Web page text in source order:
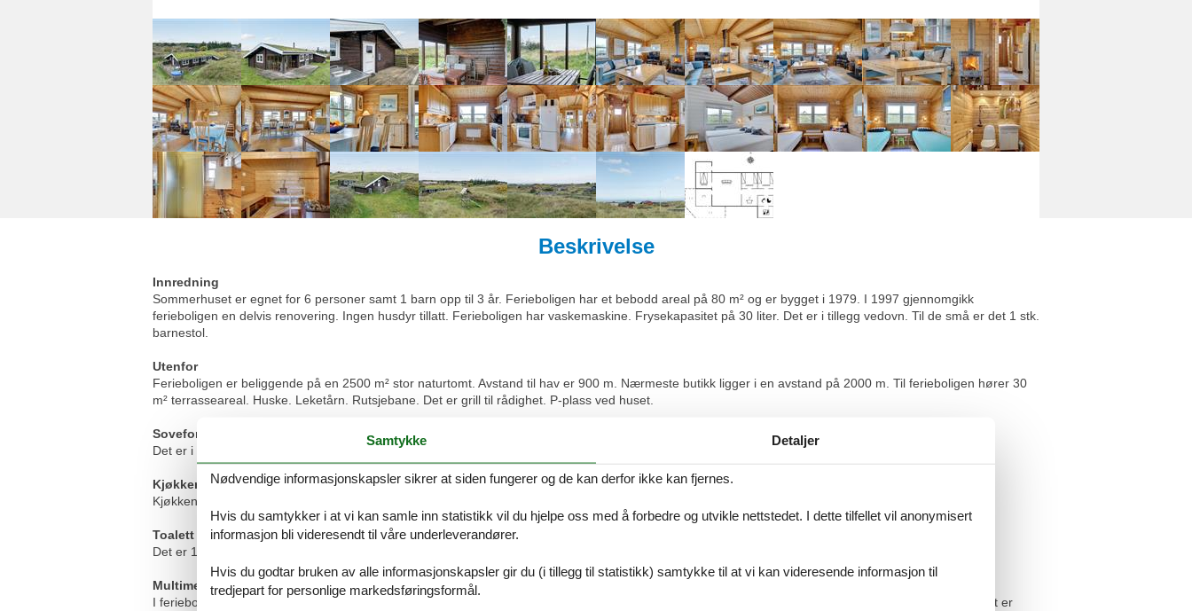
Beskrivelse
Innredning
Sommerhuset er egnet for 6 personer samt 1 barn opp til 3 år. Ferieboligen har et bebodd areal på 80 m² og er bygget i 1979. I 1997 gjennomgikk
ferieboligen en delvis renovering. Ingen husdyr tillatt. Ferieboligen har vaskemaskine. Frysekapasitet på 30 liter. Det er i tillegg vedovn. Til de små er det 1 stk.
barnestol.
Utenfor
Ferieboligen er beliggende på en 2500 m² stor naturtomt. Avstand til hav er 900 m. Nærmeste butikk ligger i en avstand på 2000 m. Til ferieboligen hører 30
m² terrasseareal. Huske. Leketårn. Rutsjebane. Det er grill til rådighet. P-plass ved huset.
Soveforhold
Det er i alt 3 soverom. Soveplassene fordeler seg på: 2 soveplasser i dobbeltseng. 4 soveplasser i enkeltsenger. I tillegg er det 1 stk. barneseng.
Kjøkken
Kjøkkenet er utstyrt med 1 kjøleskap. Det er 4 keramiske kokeplater, varmluftsovn og oppvaskmaskin.
Toalett og bad
Det er 1 baderom med dusj og 1 toalett.. Det er varme i gulvet i 1 baderom. I badstuen er det mulighet for å slappe av.
Multimedier
I ferieboligen er det 1 stk. TV. Radio. Minst 4 danske kanaler. 1-3 svenske kanaler. 1-3 norske kanaler. Minst 4 tyske kanaler. 1-3 engelske kanaler. Det er
Samtykke Detaljer
Nødvendige informasjonskapsler sikrer at siden fungerer og de kan derfor ikke kan fjernes.
Hvis du samtykker i at vi kan samle inn statistikk vil du hjelpe oss med å forbedre og utvikle nettstedet. I dette tilfellet vil anonymisert
informasjon bli videresendt til våre underleverandører.
Hvis du godtar bruken av alle informasjonskapsler gir du (i tillegg til statistikk) samtykke til at vi kan videresende informasjon til
tredjepart for personlige markedsføringsformål.